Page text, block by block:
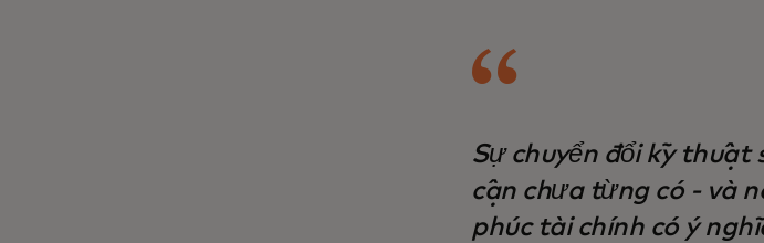
Sự chuyển đổi kỹ thuật
cận chưa từng có - và
phúc tài chính có ý